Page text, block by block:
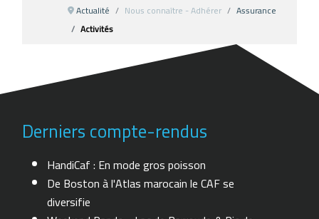
Actualité Nous connaître - Adhérer
Assurance
Activités
Derniers compte-rendus
HandiCaf : En mode gros poisson
De Boston à l'Atlas marocain le CAF se
diversifie